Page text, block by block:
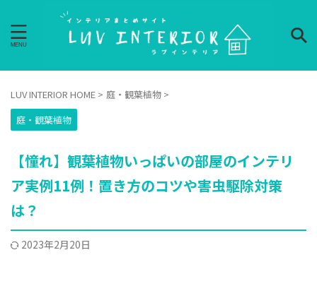
LUV INTERIOR HOME > 庭・観葉植物 >
庭・観葉植物
【憧れ】観葉植物いっぱいの部屋のインテリ
ア実例11例！置き方のコツや害虫駆除対策
は？
2023年2月20日